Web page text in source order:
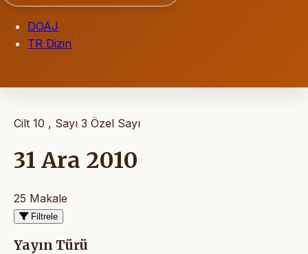
DOAJ
TR Dizin
Cilt 10 , Sayı 3 Özel Sayı
31 Ara 2010
25 Makale
Filtrele
Yayın Türü